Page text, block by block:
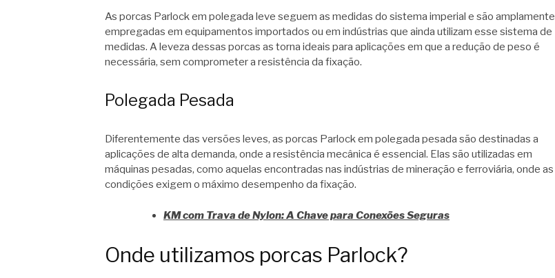
As porcas Parlock em polegada leve seguem as medidas do sistema imperial e são amplamente
empregadas em equipamentos importados ou em indústrias que ainda utilizam esse sistema de
medidas. A leveza dessas porcas as torna ideais para aplicações em que a redução de peso é
necessária, sem comprometer a resistência da fixação.
Polegada Pesada
Diferentemente das versões leves, as porcas Parlock em polegada pesada são destinadas a
aplicações de alta demanda, onde a resistência mecânica é essencial. Elas são utilizadas em
máquinas pesadas, como aquelas encontradas nas indústrias de mineração e ferroviária, onde as
condições exigem o máximo desempenho da fixação.
KM com Trava de Nylon: A Chave para Conexões Seguras
Onde utilizamos porcas Parlock?